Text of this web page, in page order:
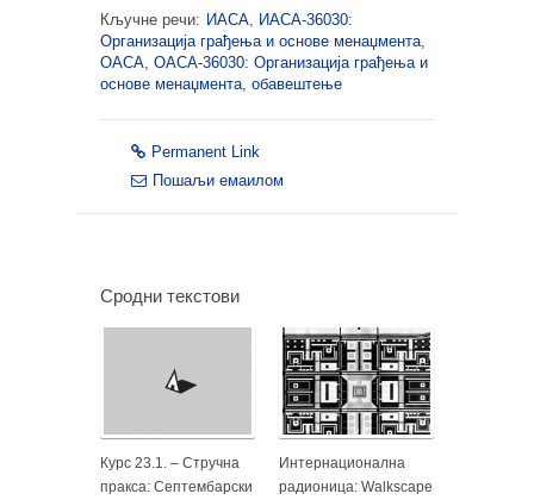
Кључне речи: ИАСА, ИАСА-36030:
Организација грађења и основе менаџмента,
ОАСА, ОАСА-36030: Организација грађења и
основе менаџмента, обавештење
Permanent Link
Пошаљи емаилом
Сродни текстови
Курс 23.1. – Стручна
пракса: Септембарски
Интернационална
радионица: Walkscape